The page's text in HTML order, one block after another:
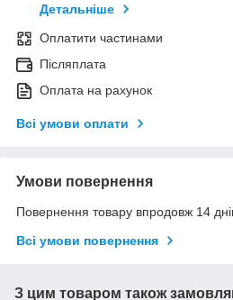
Детальніше
Оплатити частинами
Післяплата
Оплата на рахунок
Всі умови оплати
Умови повернення
Повернення товару впродовж 14
Всі умови повернення
З цим товаром також